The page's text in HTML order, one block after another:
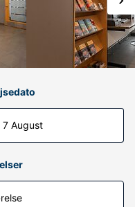
7 August